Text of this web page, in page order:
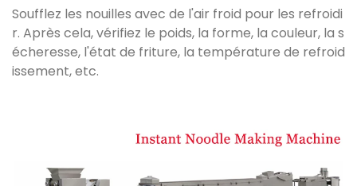
Soufflez les nouilles avec de l'air froid pour les refroidi
r. Après cela, vérifiez le poids, la forme, la couleur, la s
écheresse, l'état de friture, la température de refroid
issement, etc.